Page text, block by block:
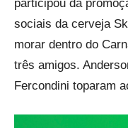
participou da
sociais da cerveja
morar dentro do
três amigos.
Fercondini toparam